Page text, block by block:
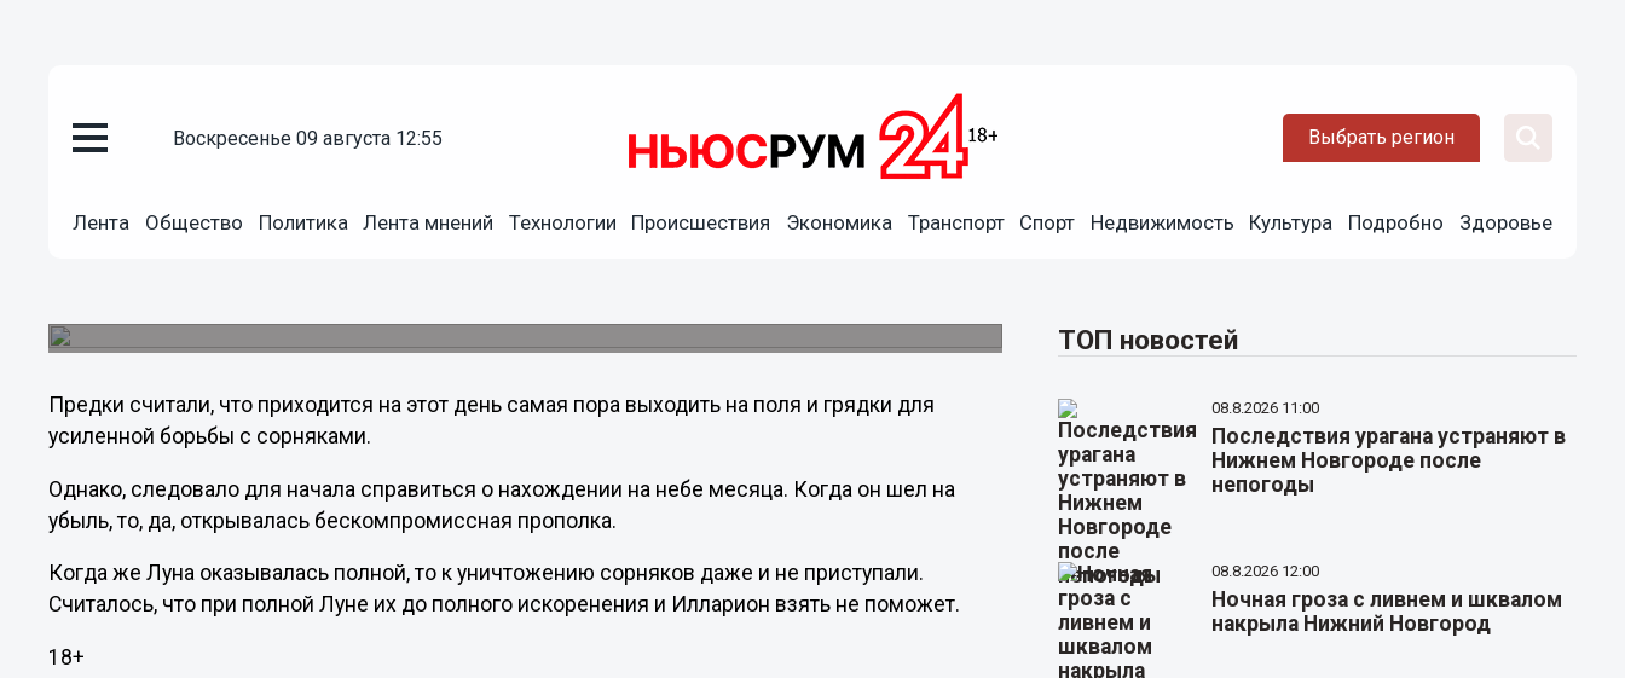
воскресенье 09 августа 12:55 Выбрать регион
Лента Общество Политика Лента мнений Технологии Происшествия Экономика Транспорт Спорт Недвижимость Культура Подробно Здоровье
Общество
Настала пора большой прополки всего, что есть – пришел
Предки считали, что приходится на этот день самая пора выходить на поля и грядки для
усиленной борьбы с сорняками.
Однако, следовало для начала справиться о нахождении на небе месяца. Когда он шел на
убыль, то, да, открывалась бескомпромиссная прополка.
Когда же Луна оказывалась полной, то к уничтожению сорняков даже и не приступали.
Считалось, что при полной Луне их до полного искоренения и Илларион взять не поможет.
18+
ТОП новостей
08.8.2026 11:00
Последствия урагана устраняют в
Нижнем Новгороде после
непогоды
08.8.2026 12:00
Ночная гроза с ливнем и шквалом
накрыла Нижний Новгород